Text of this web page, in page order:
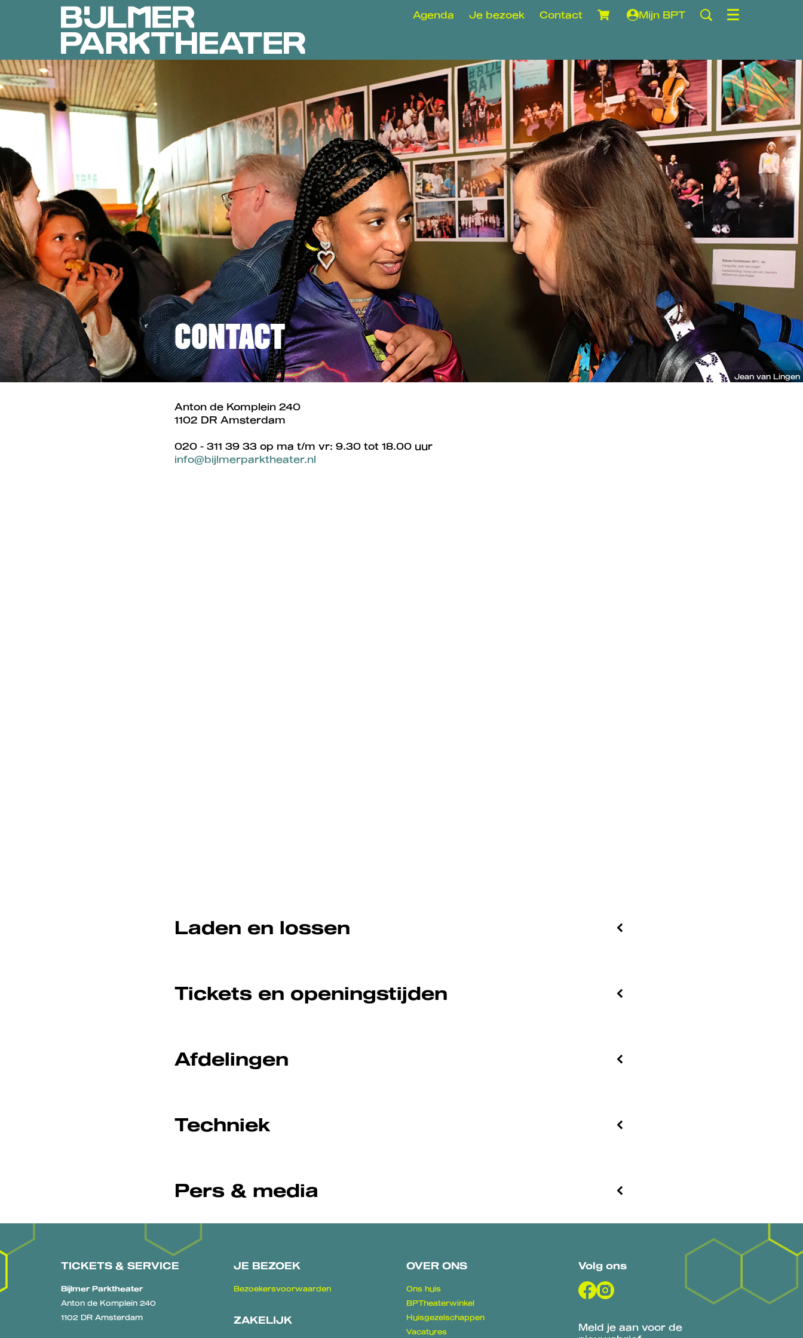
Agenda Je bezoek Contact Mijn BPT Menu
Jean van Lingen
CONTACT
Anton de Komplein 240
1102 DR Amsterdam
020 - 311 39 33 op ma t/m vr: 9.30 tot 18.00 uur
info@bijlmerparktheater.nl
Laden en lossen
Tickets en openingstijden
Afdelingen
Techniek
Pers & media
TICKETS & SERVICE
Bijlmer Parktheater
Anton de Komplein 240
1102 DR Amsterdam
JE BEZOEK
Bezoekersvoorwaarden
ZAKELIJK
OVER ONS
Ons huis
BPTheaterwinkel
Huisgezelschappen
Vacatures
Volg ons
Meld je aan voor de